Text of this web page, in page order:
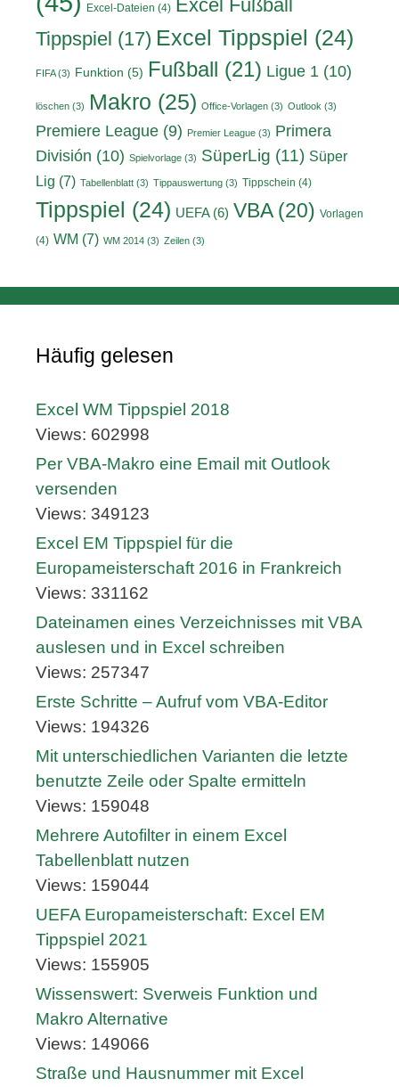
Excel-Dateien (4) Excel Fußball
Tippspiel (17) Excel Tippspiel (24)
FIFA(3) Funktion (5) Fußball (21) Ligue 1 (10)
löschen (3) Makro (25) Office-Vorlagen (3) Outlook (3)
Premiere League (9) Premier League (3) Primera
División (10) Spielvorlage (3) SüperLig (11) Süper
Lig (7) Tabellenblatt (3) Tippauswertung (3) Tippschein (4)
Tippspiel (24) UEFA(6) VBA(20) Vorlagen
(4) WM (7) WM 2014 (3) Zeilen (3)
Häufig gelesen
Excel WM Tippspiel 2018
Views: 602998
Per VBA-Makro eine Email mit Outlook
versenden
Views: 349123
Excel EM Tippspiel für die
Europameisterschaft 2016 in Frankreich
Views: 331162
Dateinamen eines Verzeichnisses mit VBA
auslesen und in Excel schreiben
Views: 257347
Erste Schritte – Aufruf vom VBA-Editor
Views: 194326
Mit unterschiedlichen Varianten die letzte
benutzte Zeile oder Spalte ermitteln
Views: 159048
Mehrere Autofilter in einem Excel
Tabellenblatt nutzen
Views: 159044
UEFA Europameisterschaft: Excel EM
Tippspiel 2021
Views: 155905
Wissenswert: Sverweis Funktion und
Makro Alternative
Views: 149066
Straße und Hausnummer mit Excel